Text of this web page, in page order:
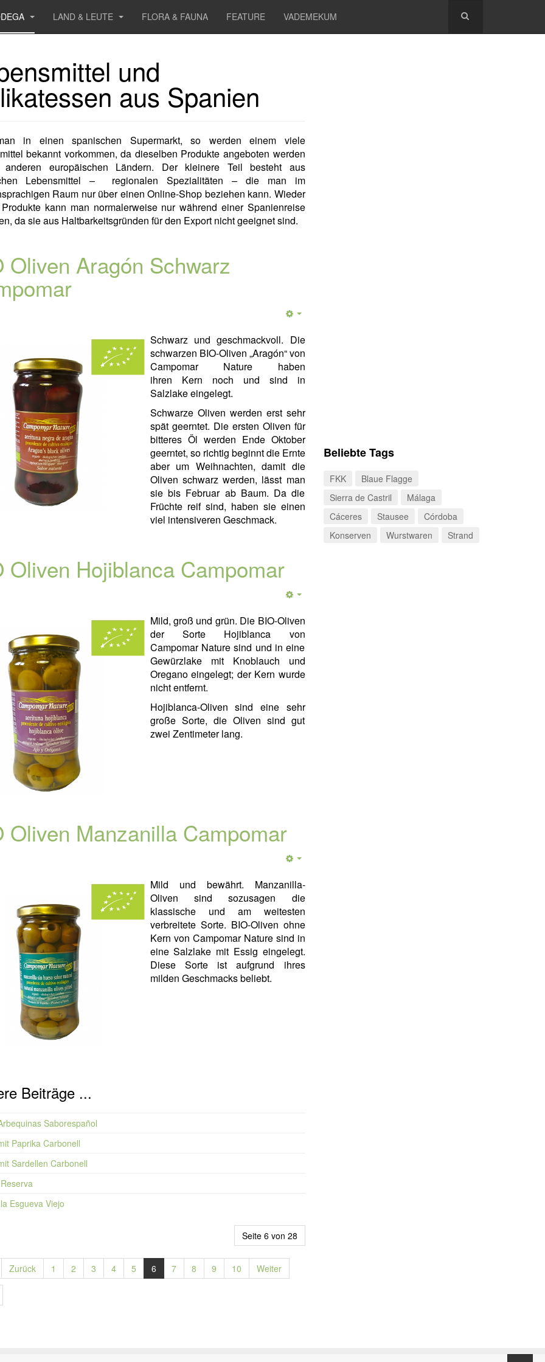
LAND & LEUTE FLORA & FAUNA FEATURE VADEMEKUM
und
aus Spanien
in einen spanischen Supermarkt, so werden einem viele
bekannt vorkommen, da dieselben Produkte angeboten werden
europäischen Ländern. Der kleinere Teil besteht aus
Lebensmittel – regionalen Spezialitäten – die man im
Raum nur über einen Online-Shop beziehen kann. Wieder
kann man normalerweise nur während einer Spanienreise
da sie aus Haltbarkeitsgründen für den Export nicht geeignet sind.
Oliven Aragón Schwarz
Schwarz und geschmackvoll. Die
schwarzen BIO-Oliven „Aragón“ von
Campomar Nature haben
ihren Kern noch und sind in
Salzlake eingelegt.
Schwarze Oliven werden erst sehr
spät geerntet. Die ersten Oliven für
bitteres Öl werden Ende Oktober
geerntet, so richtig beginnt die Ernte
aber um Weihnachten, damit die
Oliven schwarz werden, lässt man
sie bis Februar ab Baum. Da die
Früchte reif sind, haben sie einen
viel intensiveren Geschmack.
Oliven Hojiblanca Campomar
Mild, groß und grün. Die BIO-Oliven
der Sorte Hojiblanca von
Campomar Nature sind und in eine
Gewürzlake mit Knoblauch und
Oregano eingelegt; der Kern wurde
nicht entfernt.
Hojiblanca-Oliven sind eine sehr
große Sorte, die Oliven sind gut
zwei Zentimeter lang.
Oliven Manzanilla Campomar
Mild und bewährt. Manzanilla-
Oliven sind sozusagen die
klassische und am weitesten
verbreitete Sorte. BIO-Oliven ohne
Kern von Campomar Nature sind in
eine Salzlake mit Essig eingelegt.
Diese Sorte ist aufgrund ihres
milden Geschmacks beliebt.
Beiträge ...
Saborespañol
Paprika Carbonell
Sardellen Carbonell
Esgueva Viejo
Seite 6 von 28
Zurück 1 2 3 4 5 6 7 8 9 10 Weiter
Beliebte Tags
FKK
Blaue Flagge
Sierra de Castril
Málaga
Cáceres
Stausee
Córdoba
Konserven
Wurstwaren Strand